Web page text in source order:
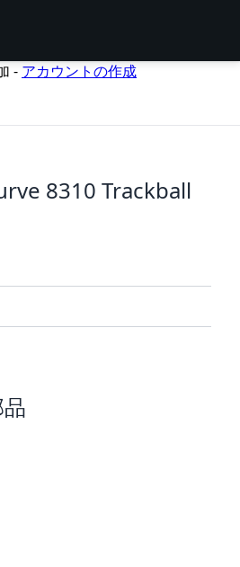
- アカウントの作成
8310 Trackball